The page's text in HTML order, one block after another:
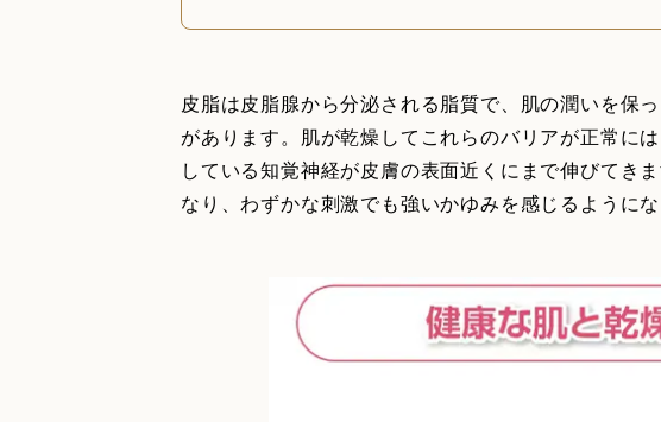
皮脂は皮脂腺から分泌される脂質で、肌の潤いを保
があります。肌が乾燥してこれらのバリアが正常に
している知覚神経が皮膚の表面近くにまで伸びてき
なり、わずかな刺激でも強いかゆみを感じるようにな